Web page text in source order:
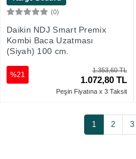
(0)
Daikin NDJ Smart Premix
Kombi Baca Uzatması
(Siyah) 100 cm.
1.353,60 TL
1.072,80 TL
%21
Peşin Fiyatına x 3 Taksit
1 2 3